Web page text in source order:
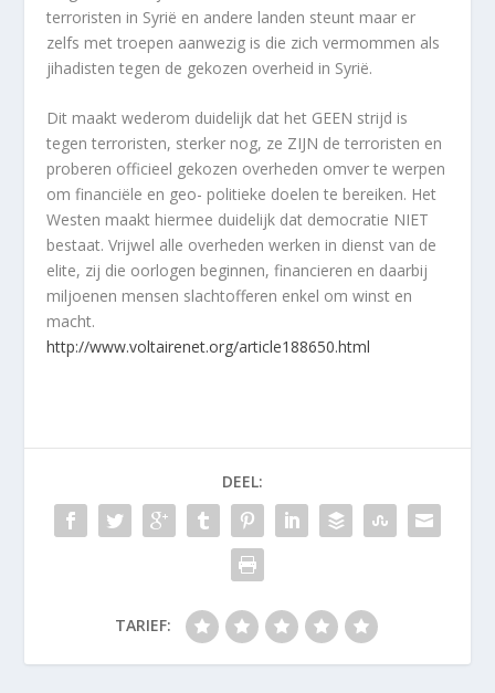
terroristen in Syrië en andere landen steunt maar er
zelfs met troepen aanwezig is die zich vermommen als
jihadisten tegen de gekozen overheid in Syrië.
Dit maakt wederom duidelijk dat het GEEN strijd is
tegen terroristen, sterker nog, ze ZIJN de terroristen en
proberen officieel gekozen overheden omver te werpen
om financiële en geo- politieke doelen te bereiken. Het
Westen maakt hiermee duidelijk dat democratie NIET
bestaat. Vrijwel alle overheden werken in dienst van de
elite, zij die oorlogen beginnen, financieren en daarbij
miljoenen mensen slachtofferen enkel om winst en
macht.
http://www.voltairenet.org/article188650.html
DEEL:
TARIEF: